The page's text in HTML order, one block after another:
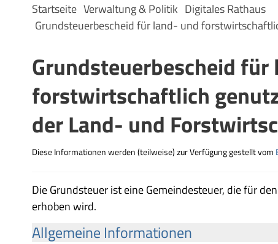
Startseite Verwaltung & Politik Digitales Rathaus
Grundsteuerbescheid für land- und
Grundsteuerbescheid für
forstwirtschaftlich
der Land- und
Diese Informationen werden (teilweise) zur Verfügung gestellt vom
Die Grundsteuer ist eine Gemeindesteuer, die für
erhoben wird.
Allgemeine Informationen